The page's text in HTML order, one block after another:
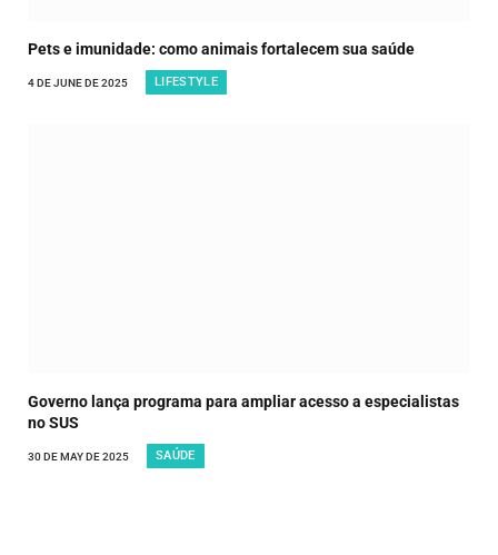
Pets e imunidade: como animais fortalecem sua saúde
4 DE JUNE DE 2025 LIFESTYLE
Governo lança programa para ampliar acesso a especialistas
no SUS
30 DE MAY DE 2025 SAÚDE